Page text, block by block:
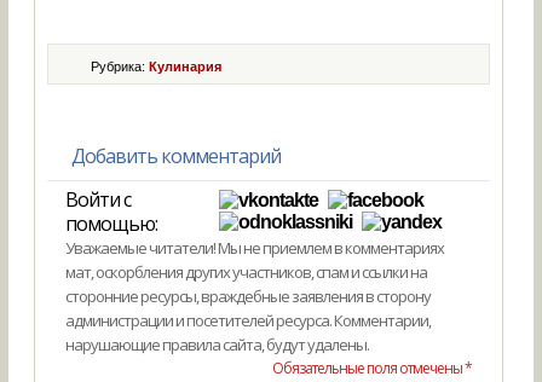
Рубрика:Кулинария
Добавить комментарий
Войти с
помощью:
Уважаемые читатели! Мы не приемлем в комментариях
мат, оскорбления других участников, спам и ссылки на
сторонние ресурсы, враждебные заявления в сторону
администрации и посетителей ресурса. Комментарии,
нарушающие правила сайта, будут удалены.
Обязательные поля отмечены *